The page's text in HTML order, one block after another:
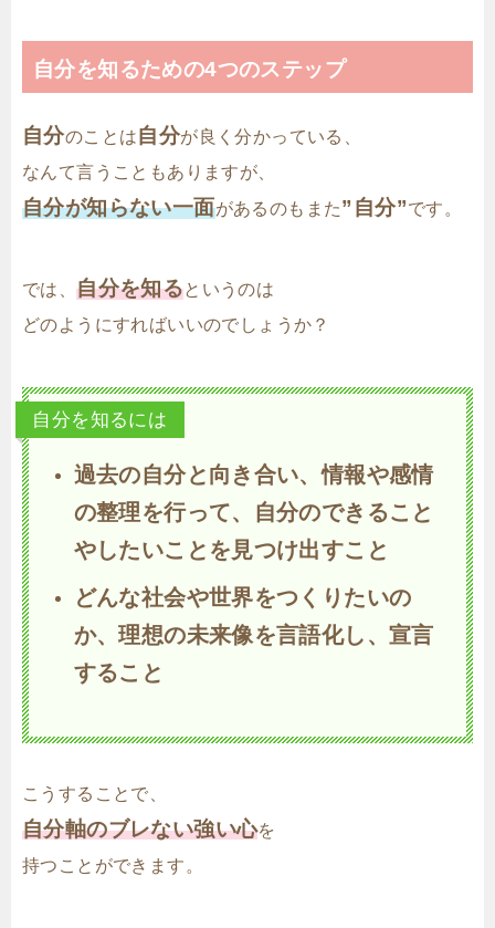
自分を知るための4つのステップ
自分のことは自分が良く分かっている、
なんて言うこともありますが、
自分が知らない一面があるのもまた”自分”です。
では、自分を知るというのは
どのようにすればいいのでしょうか？
自分を知るには
過去の自分と向き合い、情報や感情
の整理を行って、自分のできること
やしたいことを見つけ出すこと
どんな社会や世界をつくりたいの
か、理想の未来像を言語化し、宣言
すること
こうすることで、
自分軸のブレない強い心を
持つことができます。